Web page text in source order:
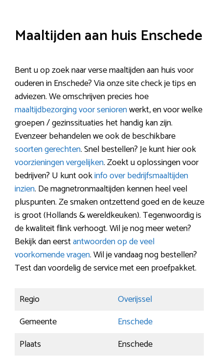
Maaltijden aan huis Enschede
Bent u op zoek naar verse maaltijden aan huis voor
ouderen in Enschede? Via onze site check je tips en
adviezen. We omschrijven precies hoe
maaltijdbezorging voor seniorenwerkt, en voor welke
groepen / gezinssituaties het handig kan zijn.
Evenzeer behandelen we ook de beschikbare
soorten gerechten. Snel bestellen? Je kunt hier ook
voorzieningen vergelijken. Zoekt u oplossingen voor
bedrijven? U kunt ookinfo over bedrijfsmaaltijden
inzien. De magnetronmaaltijden kennen heel veel
pluspunten. Ze smaken ontzettend goed en de keuze
is groot (Hollands & wereldkeuken). Tegenwoordig is
de kwaliteit flink verhoogt. Wil je nog meer weten?
Bekijk dan eerstantwoorden op de veel
voorkomende vragen. Wil je vandaag nog bestellen?
Test dan voordelig de service met een proefpakket.
Regio
Overijssel
Gemeente
Enschede
Plaats
Enschede